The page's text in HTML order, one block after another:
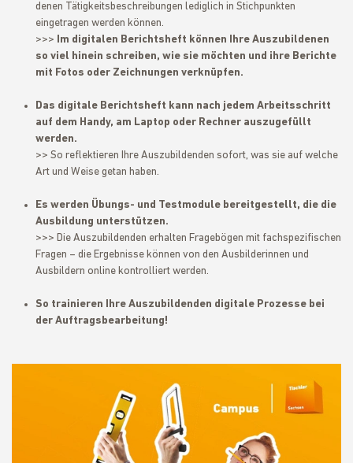
denen Tätigkeitsbeschreibungen lediglich in Stichpunkten
eingetragen werden können.
>>> Im digitalen Berichtsheft können Ihre Auszubildenen
so viel hinein schreiben, wie sie möchten und ihre Berichte
mit Fotos oder Zeichnungen verknüpfen.
Das digitale Berichtsheft kann nach jedem Arbeitsschritt
auf dem Handy, am Laptop oder Rechner auszugefüllt
werden.
>> So reflektieren Ihre Auszubildenden sofort, was sie auf welche
Art und Weise getan haben.
Es werden Übungs- und Testmodule bereitgestellt, die die
Ausbildung unterstützen.
>>> Die Auszubildenden erhalten Fragebögen mit fachspezifischen
Fragen – die Ergebnisse können von den Ausbilderinnen und
Ausbildern online kontrolliert werden.
So trainieren Ihre Auszubildenden digitale Prozesse bei
der Auftragsbearbeitung!